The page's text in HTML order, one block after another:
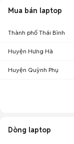
Mua bán laptop
Thành phố Thái Bình
Huyện Hưng Hà
Huyện Quỳnh Phụ
Dòng laptop